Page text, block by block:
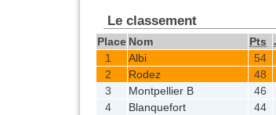
Le classement
Place Nom Pts
1
Albi 54
2
Rodez 48
3
Montpellier B 46
4
Blanquefort 44